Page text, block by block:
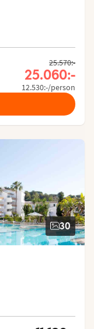
4.737/54.5 of 5
25.570:-
25.060:-
12.530:-/person
30
4.571/54.7 of 5